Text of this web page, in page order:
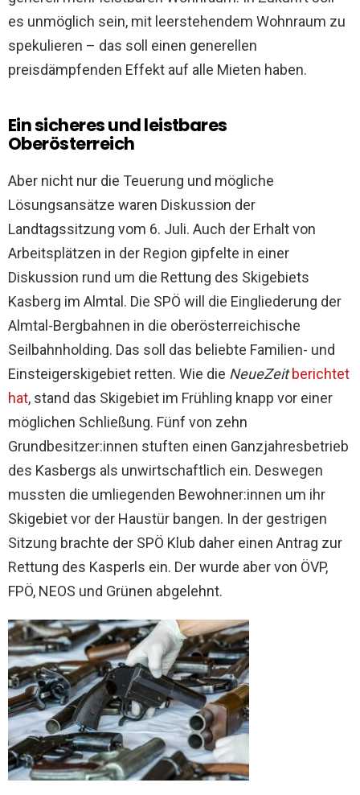
es unmöglich sein, mit leerstehendem Wohnraum zu
spekulieren – das soll einen generellen
preisdämpfenden Effekt auf alle Mieten haben.
Ein sicheres und leistbares
Oberösterreich
Aber nicht nur die Teuerung und mögliche
Lösungsansätze waren Diskussion der
Landtagssitzung vom 6. Juli. Auch der Erhalt von
Arbeitsplätzen in der Region gipfelte in einer
Diskussion rund um die Rettung des Skigebiets
Kasberg im Almtal. Die SPÖ will die Eingliederung der
Almtal-Bergbahnen in die oberösterreichische
Seilbahnholding. Das soll das beliebte Familien- und
Einsteigerskigebiet retten. Wie die NeueZeit berichtet
hat, stand das Skigebiet im Frühling knapp vor einer
möglichen Schließung. Fünf von zehn
Grundbesitzer:innen stuften einen Ganzjahresbetrieb
des Kasbergs als unwirtschaftlich ein. Deswegen
mussten die umliegenden Bewohner:innen um ihr
Skigebiet vor der Haustür bangen. In der gestrigen
Sitzung brachte der SPÖ Klub daher einen Antrag zur
Rettung des Kasperls ein. Der wurde aber von ÖVP,
FPÖ, NEOS und Grünen abgelehnt.